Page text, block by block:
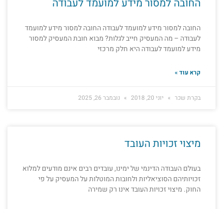
החובה למסור מידע למועמד לעבודה
החובה למסור מידע למועמד לעבודה החובה למסור מידע למועמד
לעבודה – מה המעסיק חייב לגלות? מבוא חובת המעסיק למסור
מידע למועמד לעבודה היא חלק מרכזי
קרא עוד »
בקרת שכר יוני 20, 2018 נובמבר 26, 2025
מיצוי זכויות העובד
בעולם העבודה הדינמי של ימינו, עובדים רבים אינם מודעים למלוא
זכויותיהם הסוציאליות ולחובות המוטלות על המעסיק על פי
החוק. מיצוי זכויות העובד אינו רק שמירה